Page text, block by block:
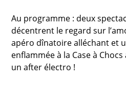
Au programme : deux
décentrent le regard sur
apéro dînatoire alléchant et
enflammée à la Case à
un after électro !